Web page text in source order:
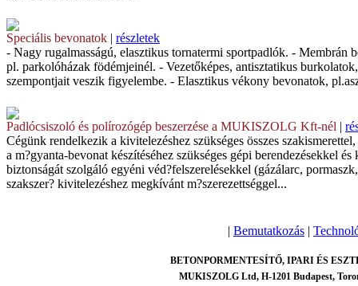
Speciális bevonatok | részletek
- Nagy rugalmasságú, elasztikus tornatermi sportpadlók. - Membrán
pl. parkolóházak födémjeinél. - Vezetőképes, antisztatikus
szempontjait veszik figyelembe. - Elasztikus vékony bevonatok,
Padlócsiszoló és polírozógép beszerzése a MUKISZOLG Kft-nél |
Cégünk rendelkezik a kivitelezéshez szükséges összes
a m?gyanta-bevonat készítéséhez szükséges gépi berendezésekkel
biztonságát szolgáló egyéni véd?felszerelésekkel (gázálarc,
szakszer? kivitelezéshez megkívánt m?szerezettséggel...
| Bemutatkozás |
BETONPORMENTESÍTŐ, IPARI ÉS
MUKISZOLG Ltd, H-1201 Budapest,